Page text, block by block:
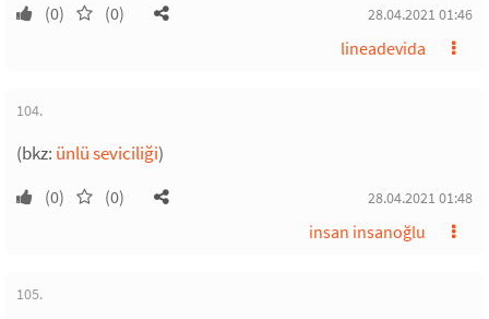
(0) (0) 28.04.2021 01:46
lineadevida
104.
(bkz: ünlü seviciliği)
(0) (0) 28.04.2021 01:48
insan insanoğlu
105.